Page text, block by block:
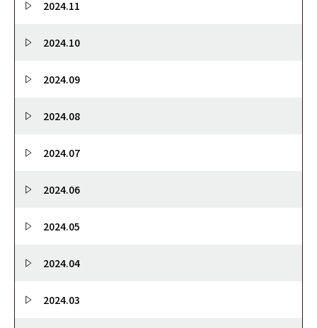
2024.11
2024.10
2024.09
2024.08
2024.07
2024.06
2024.05
2024.04
2024.03